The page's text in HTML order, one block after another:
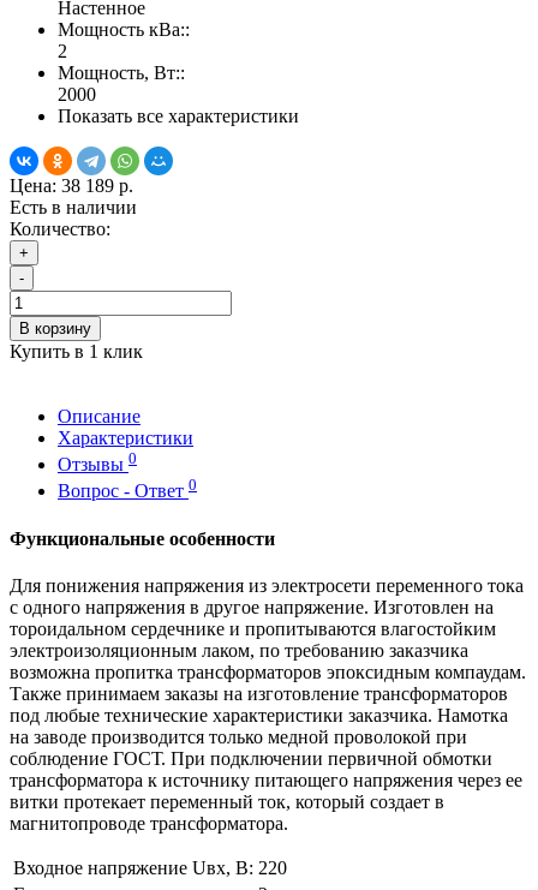
Настенное
Мощность кВа::
2
Мощность, Вт::
2000
Показать все характеристики
Цена: 38 189 р.
Есть в наличии
Количество:
+
-
В корзину
Купить в 1 клик
Описание
Характеристики
Отзывы 0
Вопрос - Ответ 0
Функциональные особенности
Для понижения напряжения из электросети переменного тока
с одного напряжения в другое напряжение. Изготовлен на
тороидальном сердечнике и пропитываются влагостойким
электроизоляционным лаком, по требованию заказчика
возможна пропитка трансформаторов эпоксидным компаудам.
Также принимаем заказы на изготовление трансформаторов
под любые технические характеристики заказчика. Намотка
на заводе производится только медной проволокой при
соблюдение ГОСТ. При подключении первичной обмотки
трансформатора к источнику питающего напряжения через ее
витки протекает переменный ток, который создает в
магнитопроводе трансформатора.
Входное напряжение Uвх, В: 220